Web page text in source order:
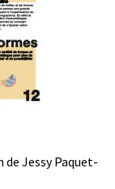
Jessy Paquet-